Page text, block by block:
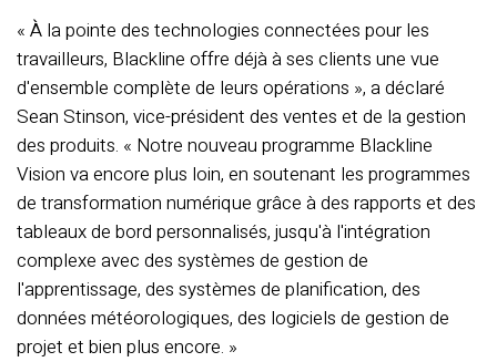
« À la pointe des technologies connectées pour les
travailleurs, Blackline offre déjà à ses clients une vue
d'ensemble complète de leurs opérations », a déclaré
Sean Stinson, vice-président des ventes et de la gestion
des produits. « Notre nouveau programme Blackline
Vision va encore plus loin, en soutenant les programmes
de transformation numérique grâce à des rapports et des
tableaux de bord personnalisés, jusqu'à l'intégration
complexe avec des systèmes de gestion de
l'apprentissage, des systèmes de planification, des
données météorologiques, des logiciels de gestion de
projet et bien plus encore. »